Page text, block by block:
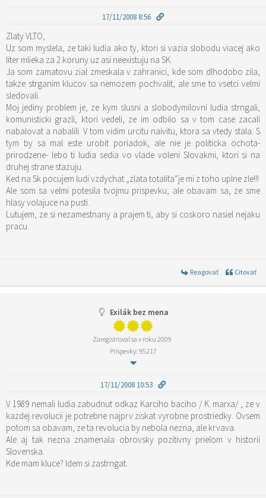
17/11/2008 8:56
Zlaty VLTO,
Uz som myslela, ze taki ludia ako ty, ktori si vazia slobodu viacej ako
liter mlieka za 2 koruny uz asi neexistuju na SK.
Ja som zamatovu zial zmeskala v zahranici, kde som dlhodobo zila,
takze strganim klucov sa nemozem pochvalit, ale sme to vsetci velmi
sledovali.
Moj jediny problem je, ze kym slusni a slobodymilovni ludia strngali,
komunisticki grazli, ktori vedeli, ze im odbilo sa v tom case zacali
nabalovat a nabalili. V tom vidim urcitu naivitu, ktora sa vtedy stala. S
tym by sa mal este urobit poriadok, ale nie je politicka ochota-
prirodzene- lebo ti ludia sedia vo vlade voleni Slovakmi, ktori si na
druhej strane stazuju.
Ked na Sk pocujem ludi vzdychat „zlata totalita“je mi z toho uplne zle!!!
Ale som sa velmi potesila tvojmu prispevku, ale obavam sa, ze sme
hlasy volajuce na pusti.
Lutujem, ze si nezamestnany a prajem ti, aby si coskoro nasiel nejaku
pracu.
Reagovať Citovať
Exilák bez mena
Zaregistroval sa v roku 2009
Príspevky: 95217
17/11/2008 10:53
V 1989 nemali ludia zabudnut odkaz Karciho baciho / K. marxa/ , ze v
kazdej revolucii je potrebne najprv ziskat vyrobne prostriedky. Ovsem
potom sa obavam, ze ta revolucia by nebola nezna, ale krvava.
Ale aj tak nezna znamenala obrovsky pozitivny prielom v historii
Slovenska.
Kde mam kluce? Idem si zastrngat.